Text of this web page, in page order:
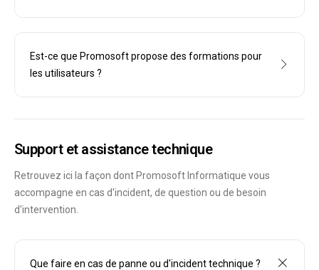
Est-ce que Promosoft propose des formations pour
les utilisateurs ?
Support et assistance technique
Retrouvez ici la façon dont Promosoft Informatique vous
accompagne en cas d'incident, de question ou de besoin
d'intervention.
Que faire en cas de panne ou d'incident technique ?